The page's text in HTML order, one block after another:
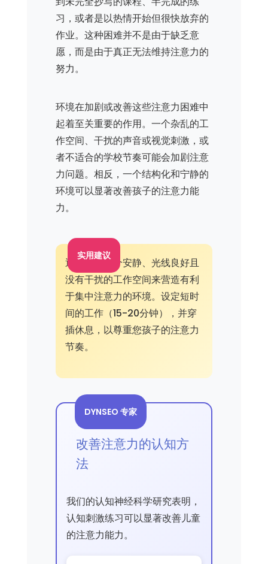
习，或者是以热情开始但很快放弃的
作业。这种困难并不是由于缺乏意
愿，而是由于真正无法维持注意力的
努力。
环境在加剧或改善这些注意力困难中
起着至关重要的作用。一个杂乱的工
作空间、干扰的声音或视觉刺激，或
者不适合的学校节奏可能会加剧注意
力问题。相反，一个结构化和宁静的
环境可以显著改善孩子的注意力能
力。
实用建议
通过创建一个安静、光线良好且
没有干扰的工作空间来营造有利
于集中注意力的环境。设定短时
间的工作（15-20分钟），并穿
插休息，以尊重您孩子的注意力
节奏。
DYNSEO 专家
改善注意力的认知方
法
我们的认知神经科学研究表明，
认知刺激练习可以显著改善儿童
的注意力能力。